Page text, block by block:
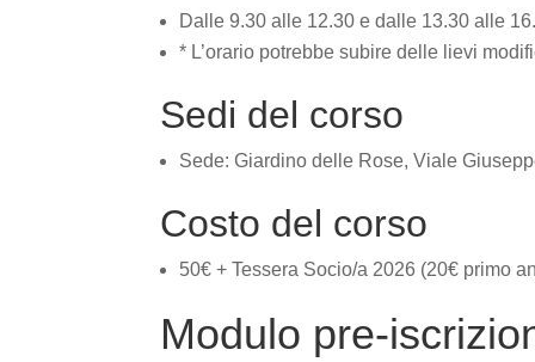
Dalle 9.30 alle 12.30 e dalle 13.30 alle
* L’orario potrebbe subire delle lievi
Sedi del corso
Sede: Giardino delle Rose, Viale
Costo del corso
50€ + Tessera Socio/a 2026 (20€ primo
Modulo pre-